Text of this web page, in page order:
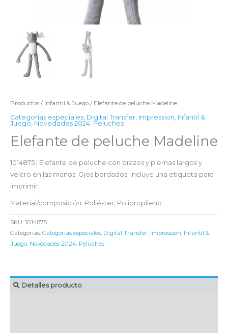
Productos / Infantil & Juego / Elefante de peluche Madeline
Categorías especiales, Digital Transfer, Impression, Infantil &
Juego, Novedades 2024, Peluches
Elefante de peluche Madeline
1014875 | Elefante de peluche con brazos y piernas largos y
velcro en las manos. Ojos bordados. Incluye una etiqueta para
imprimir.
Material/composición: Poliéster, Polipropileno
SKU: 1014875
Categorías: Categorías especiales, Digital Transfer, Impression, Infantil &
Juego, Novedades 2024, Peluches
Detalles producto